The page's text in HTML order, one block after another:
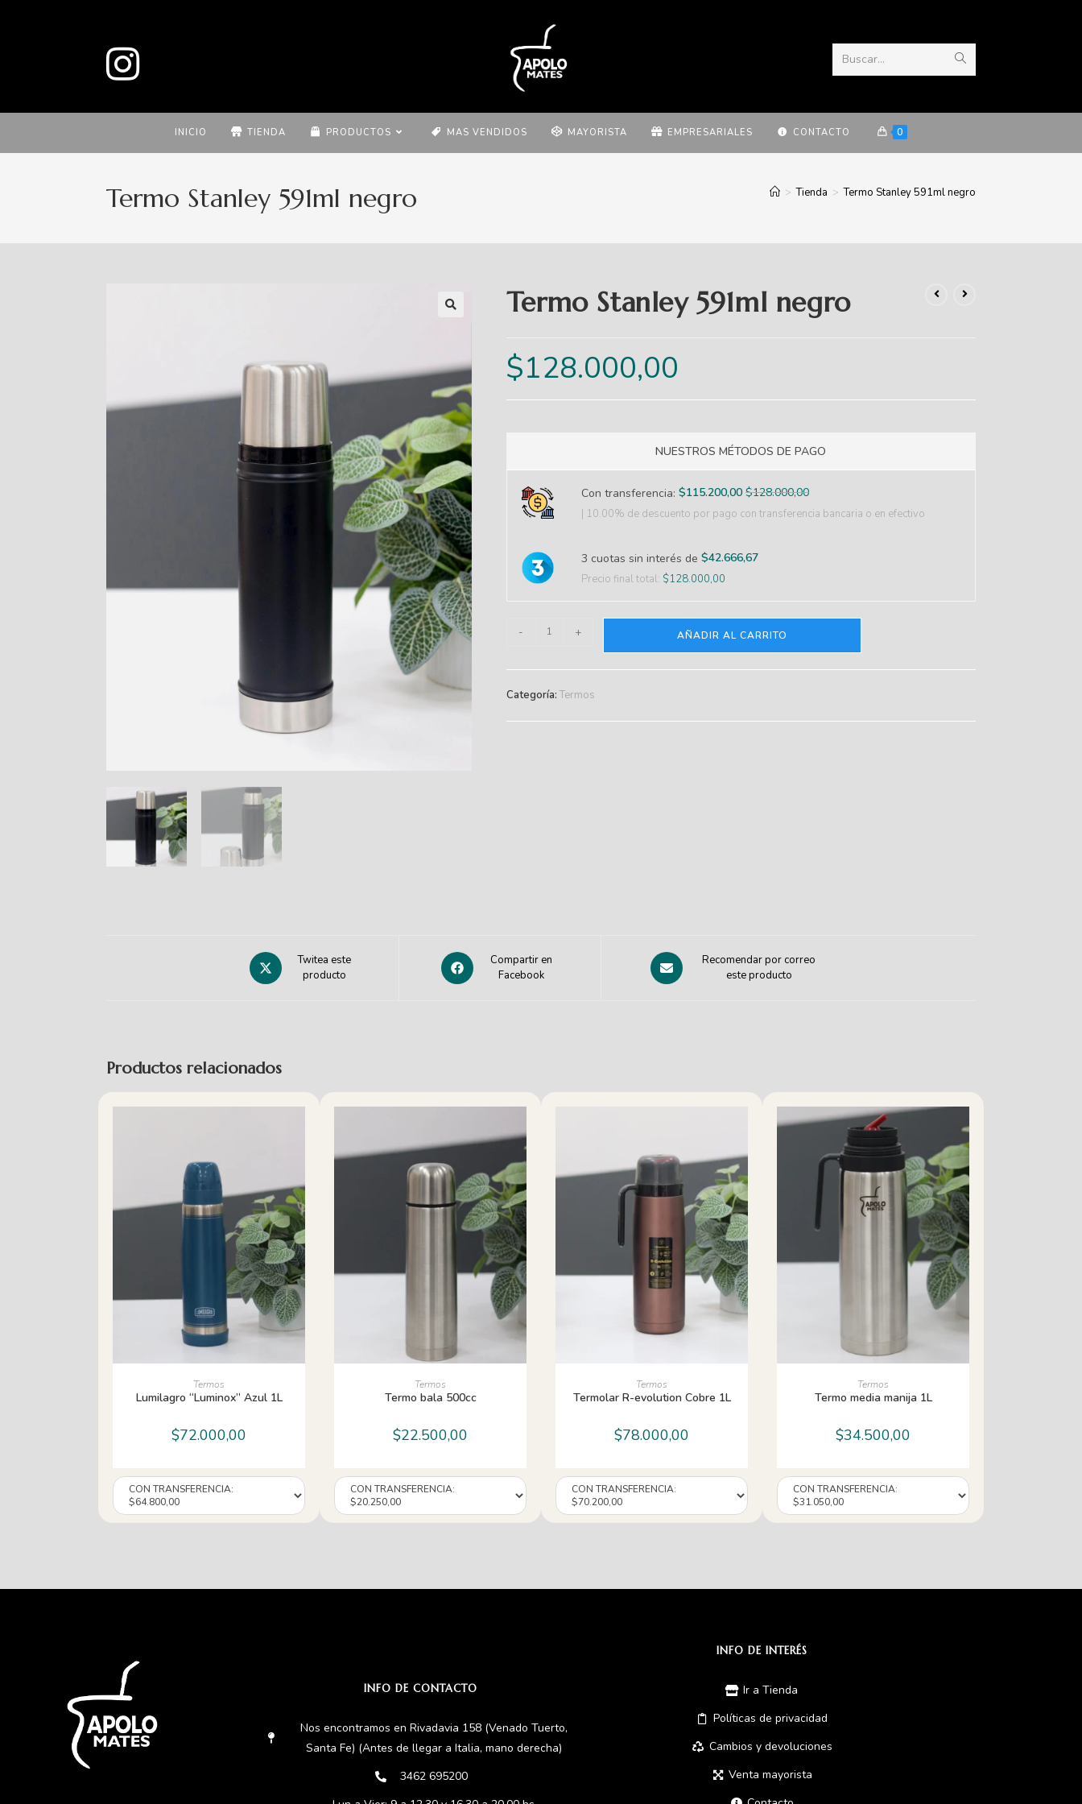
Buscar...
INICIO TIENDA PRODUCTOS MAS VENDIDOS MAYORISTA EMPRESARIALES CONTACTO 0
Termo Stanley 591ml negro > Tienda > Termo Stanley 591ml negro
Termo Stanley 591ml negro
$128.000,00
NUESTROS MÉTODOS DE PAGO
Con transferencia: $115.200,00 $128.000,00
| 10.00% de descuento por pago con transferencia bancaria o en efectivo
3 cuotas sin interés de $42.666,67
Precio final total: $128.000,00
- + AÑADIR AL CARRITO
Categoría: Termos
Twitea este
producto
Compartir en
Facebook
Recomendar por correo
este producto
Productos relacionados
AÑADIR AL CARRITO
Termos
Lumilagro “Luminox” Azul 1L
$72.000,00
AÑADIR AL CARRITO
Termos
Termo bala 500cc
$22.500,00
AÑADIR AL CARRITO
Termos
Termolar R-evolution Cobre 1L
$78.000,00
AÑADIR AL CARRITO
Termos
Termo media manija 1L
$34.500,00
INFO DE CONTACTO
Nos encontramos en Rivadavia 158 (Venado Tuerto,
Santa Fe) (Antes de llegar a Italia, mano derecha)
3462 695200
INFO DE INTERÉS
Ir a Tienda
Políticas de privacidad
Cambios y devoluciones
Venta mayorista